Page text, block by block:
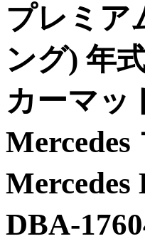
プレミア
ング) 年
カーマッ
DBA-